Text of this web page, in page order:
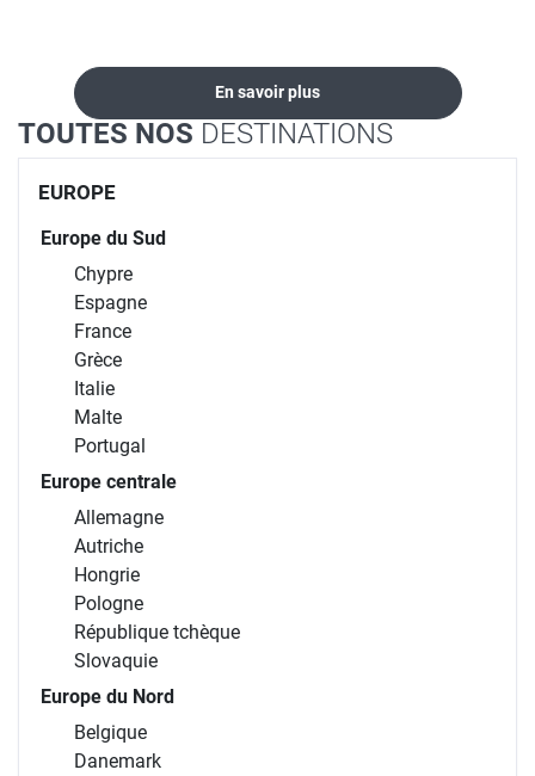
En savoir plus
TOUTES NOS DESTINATIONS
EUROPE
Europe du Sud
Chypre
Espagne
France
Grèce
Italie
Malte
Portugal
Europe centrale
Allemagne
Autriche
Hongrie
Pologne
République tchèque
Slovaquie
Europe du Nord
Belgique
Danemark